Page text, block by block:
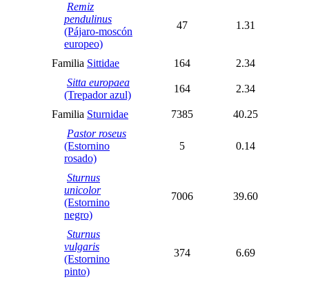
Remiz
pendulinus
(Pájaro-moscón
europeo)
47 1.31
Familia Sittidae 164
2.34
Sitta europaea
(Trepador azul)
164 2.34
Familia Sturnidae 7385
40.25
Pastor roseus
(Estornino
rosado)
5 0.14
Sturnus
unicolor
(Estornino
negro)
7006 39.60
Sturnus
vulgaris
(Estornino
pinto)
374 6.69